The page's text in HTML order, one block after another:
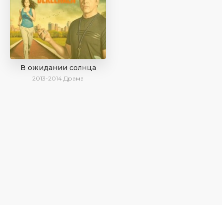
В ожидании солнца
2013-2014 Драма